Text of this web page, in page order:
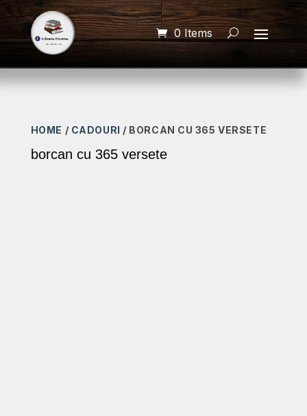
0 Items
HOME / CADOURI / BORCAN CU 365 VERSETE
borcan cu 365 versete